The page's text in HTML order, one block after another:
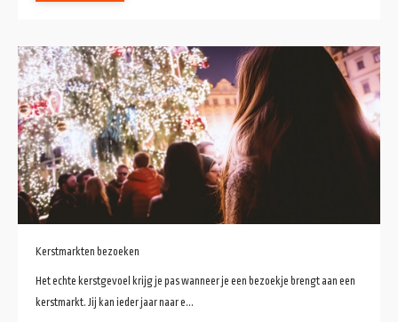
Kerstmarkten bezoeken
Het echte kerstgevoel krijg je pas wanneer je een bezoekje brengt aan een
kerstmarkt. Jij kan ieder jaar naar e...